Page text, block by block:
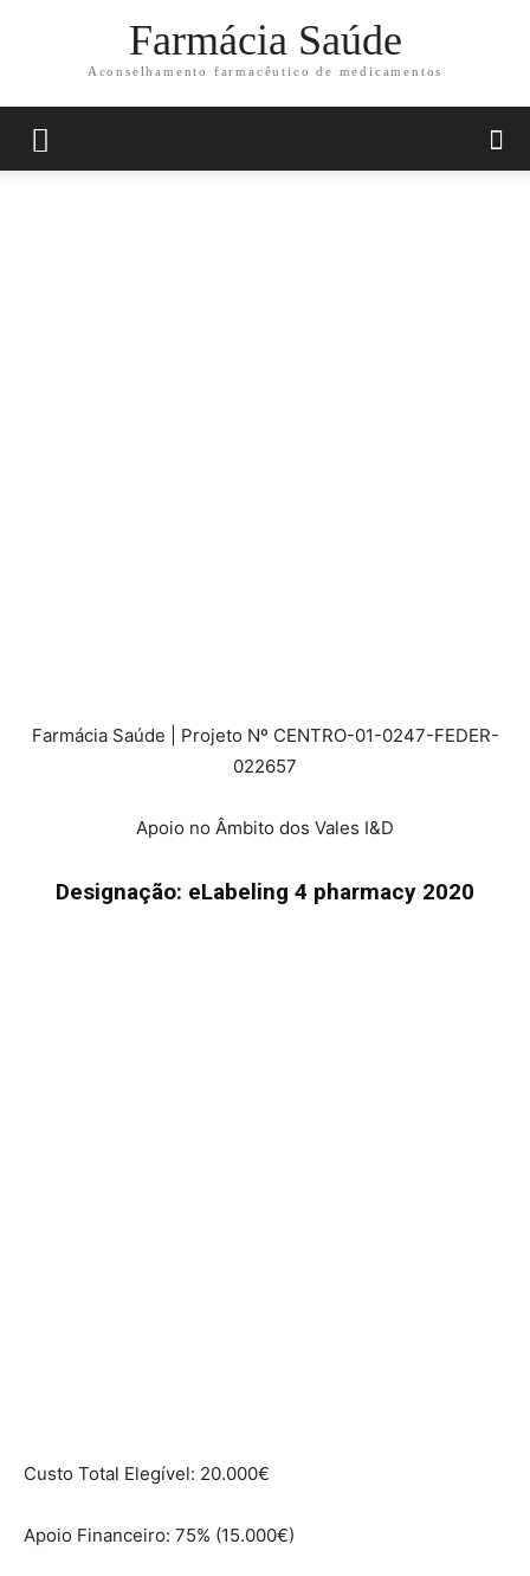
Farmácia Saúde
Aconselhamento farmacêutico de medicamentos
Farmácia Saúde | Projeto Nº CENTRO-01-0247-FEDER-
022657
Apoio no Âmbito dos Vales I&D
Designação: eLabeling 4 pharmacy 2020
Custo Total Elegível: 20.000€
Apoio Financeiro: 75% (15.000€)